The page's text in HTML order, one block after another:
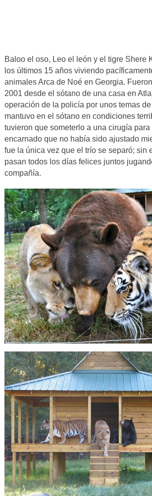
Baloo el oso, Leo el león y el tigre Shere
los últimos 15 años viviendo
animales Arca de Noé en Georgia.
2001 desde el sótano de una casa en
operación de la policía por unos temas
mantuvo en el sótano en condiciones
tuvieron que someterlo a una cirugía
encarnado que no había sido ajustado
fue la única vez que el trío se separó; sin
pasan todos los días felices juntos
compañía.